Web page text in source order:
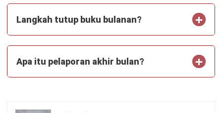
ACCOUNTING
AI Laporan Keuangan: Panduan
Lengkap Cara Membuat dan Manfaat
Aulia Kholqiana - 31/07/2026